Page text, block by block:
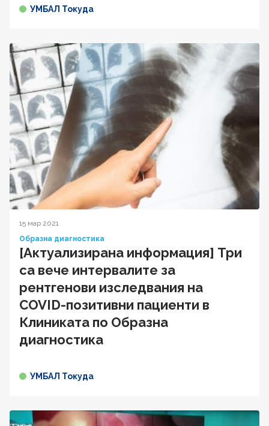
УМБАЛ Токуда
15 мар 2021
Образна диагностика
[Актуализирана информация] Три
са вече интервалите за
рентгенови изследвания на
COVID-позитивни пациенти в
Клиниката по Образна
диагностика
УМБАЛ Токуда